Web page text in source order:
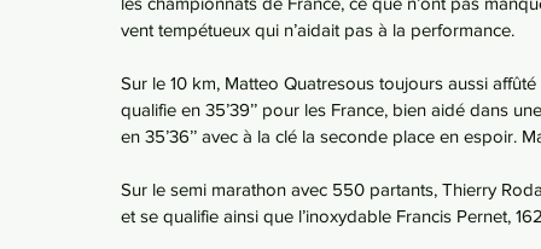
vent tempétueux qui n’aidait pas à la performance.
Sur le 10 km, Matteo Quatresous toujours aussi
qualifie en 35’39’’ pour les France, bien aidé dans
en 35’36’’ avec à la clé la seconde place en espoir.
Sur le semi marathon avec 550 partants, Thierry
et se qualifie ainsi que l’inoxydable Francis Pernet,